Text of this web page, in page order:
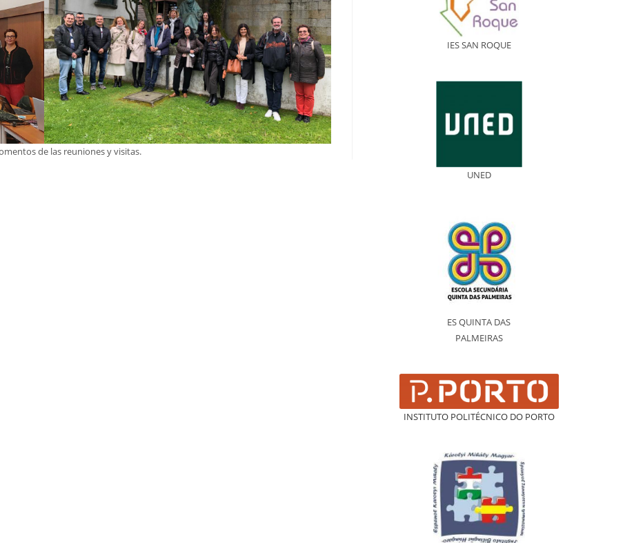
de las reuniones y visitas.
IES SAN ROQUE
UNED
ES QUINTA DAS
PALMEIRAS
INSTITUTO POLITÉCNICO DO PORTO